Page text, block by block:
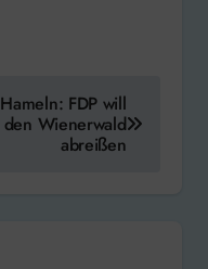
Hameln: FDP will
den Wienerwald
abreißen